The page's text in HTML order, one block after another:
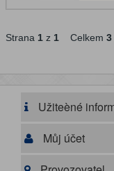
Strana 1 z 1 Celkem 3
Užiteèné
Můj účet